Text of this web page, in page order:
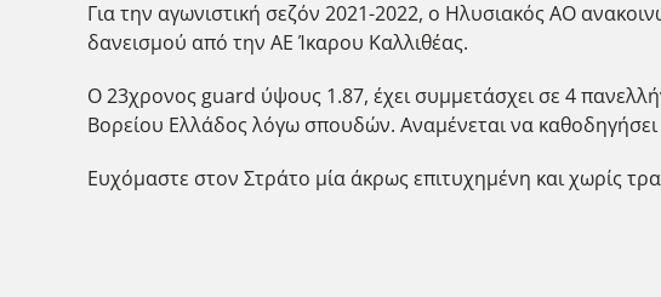
Για την αγωνιστική σεζόν 2021-2022, ο Ηλυσιακός ΑΟ
δανεισμού από την ΑΕ Ίκαρου Καλλιθέας.
Ο 23χρονος guard ύψους 1.87, έχει συμμετάσχει σε 4
Βορείου Ελλάδος λόγω σπουδών. Αναμένεται να καθοδηγήσει
Ευχόμαστε στον Στράτο μία άκρως επιτυχημένη και χωρίς